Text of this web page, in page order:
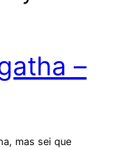
–
mas sei que